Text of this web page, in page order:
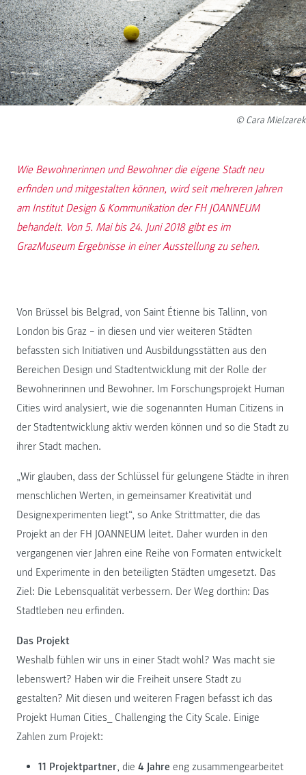
© Cara Mielzarek
Wie Bewohnerinnen und Bewohner die eigene Stadt neu
erfinden und mitgestalten können, wird seit mehreren Jahren
am Institut Design & Kommunikation der FH JOANNEUM
behandelt. Von 5. Mai bis 24. Juni 2018 gibt es im
GrazMuseum Ergebnisse in einer Ausstellung zu sehen.
Von Brüssel bis Belgrad, von Saint Étienne bis Tallinn, von
London bis Graz – in diesen und vier weiteren Städten
befassten sich Initiativen und Ausbildungsstätten aus den
Bereichen Design und Stadtentwicklung mit der Rolle der
Bewohnerinnen und Bewohner. Im Forschungsprojekt Human
Cities wird analysiert, wie die sogenannten Human Citizens in
der Stadtentwicklung aktiv werden können und so die Stadt zu
ihrer Stadt machen.
„Wir glauben, dass der Schlüssel für gelungene Städte in ihren
menschlichen Werten, in gemeinsamer Kreativität und
Designexperimenten liegt“, so Anke Strittmatter, die das
Projekt an der FH JOANNEUM leitet. Daher wurden in den
vergangenen vier Jahren eine Reihe von Formaten entwickelt
und Experimente in den beteiligten Städten umgesetzt. Das
Ziel: Die Lebensqualität verbessern. Der Weg dorthin: Das
Stadtleben neu erfinden.
Das Projekt
Weshalb fühlen wir uns in einer Stadt wohl? Was macht sie
lebenswert? Haben wir die Freiheit unsere Stadt zu
gestalten? Mit diesen und weiteren Fragen befasst ich das
Projekt Human Cities_ Challenging the City Scale. Einige
Zahlen zum Projekt:
11 Projektpartner, die 4 Jahre eng zusammengearbeitet